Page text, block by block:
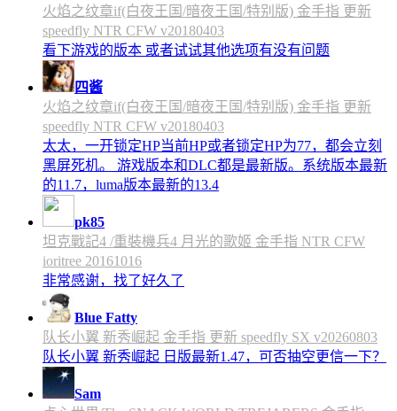
火焰之纹章if(白夜王国/暗夜王国/特别版) 金手指 更新
speedfly NTR CFW v20180403
看下游戏的版本 或者试试其他选项有没有问题
四酱
火焰之纹章if(白夜王国/暗夜王国/特别版) 金手指 更新
speedfly NTR CFW v20180403
太太，一开锁定HP当前HP或者锁定HP为77，都会立刻
黑屏死机。 游戏版本和DLC都是最新版。系统版本最新
的11.7，luma版本最新的13.4
pk85
坦克戰記4 /重裝機兵4 月光的歌姬 金手指 NTR CFW
ioritree 20161016
非常感谢，找了好久了
Blue Fatty
队长小翼 新秀崛起 金手指 更新 speedfly SX v20260803
队长小翼 新秀崛起 日版最新1.47，可否抽空更信一下？
Sam